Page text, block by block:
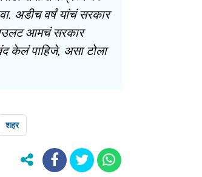
अडीच वर्षं यांचं सरकार
आमचं सरकार
केलं पाहिजे, असा टोला
शहर